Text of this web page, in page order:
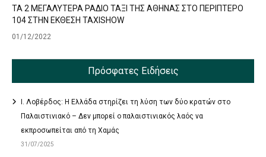
ΤΑ 2 ΜΕΓΑΛΥΤΕΡΑ ΡΑΔΙΟ ΤΑΞΙ ΤΗΣ ΑΘΗΝΑΣ ΣΤΟ ΠΕΡΙΠΤΕΡΟ
104 ΣΤΗΝ ΕΚΘΕΣΗ TAXISHOW
01/12/2022
Πρόσφατες Ειδήσεις
Ι. Λοβέρδος: Η Ελλάδα στηρίζει τη λύση των δύο κρατών στο
Παλαιστινιακό – Δεν μπορεί ο παλαιστινιακός λαός να
εκπροσωπείται από τη Χαμάς
31/07/2025